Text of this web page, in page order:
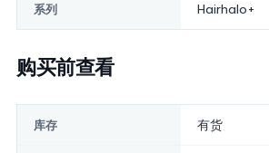
系列 Hairhalo+
购买前查看
库存 有货